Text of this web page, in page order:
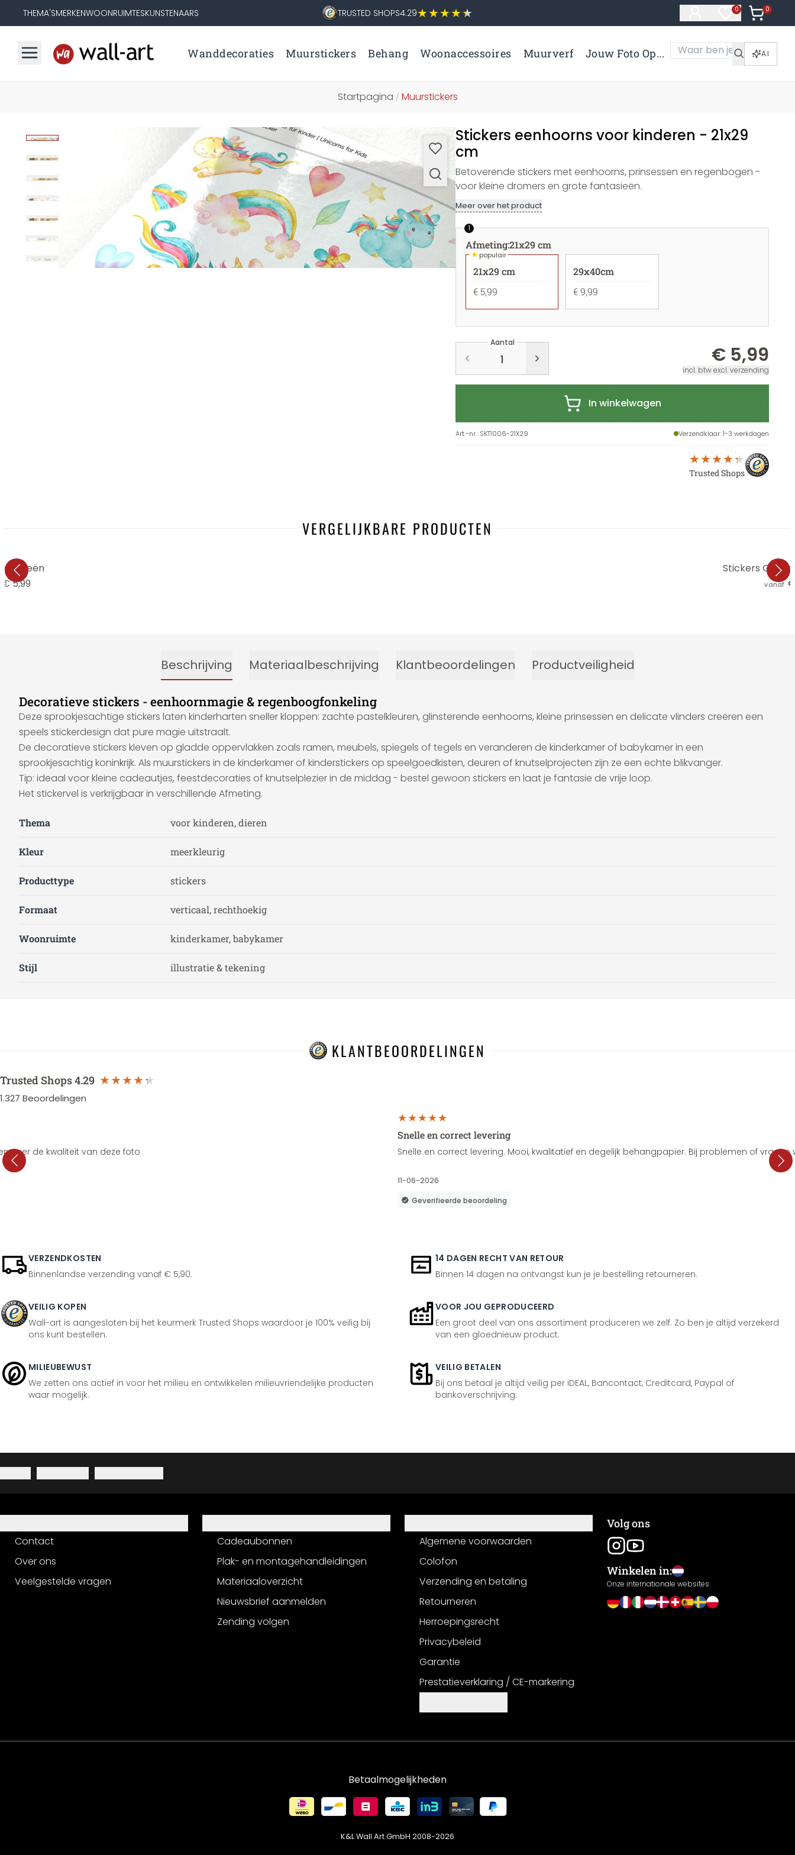
THEMA'SMERKENWOONRUIMTESKUNSTENAARS TRUSTED SHOPS4.29 0
Artikelen in
0
Artikelen
Wanddecoraties Muurstickers Behang Woonaccessoires Muurverf Jouw Foto Op... AI
Startpagina / Muurstickers
Stickers eenhoorns voor kinderen - 21x29
cm
Betoverende stickers met eenhoorns, prinsessen en regenbogen -
voor kleine dromers en grote fantasieën.
Meer over het product
1
Afmeting:21x29 cm
★populair
21x29 cm
€ 5,99
29x40cm
€ 9,99
Aantal
€ 5,99
incl. btw excl. verzending
In winkelwagen
Art.-nr.: SKT1006-21X29 Verzendklaar: 1-3 werkdagen
Trusted Shops
VERGELIJKBARE PRODUCTEN
€ 5,99
Stickers
vanaf
Beschrijving Materiaalbeschrijving Klantbeoordelingen Productveiligheid
Decoratieve stickers - eenhoornmagie & regenboogfonkeling
Deze sprookjesachtige stickers laten kinderharten sneller kloppen: zachte pastelkleuren, glinsterende eenhoorns, kleine prinsessen en delicate vlinders creëren een
speels stickerdesign dat pure magie uitstraalt.
De decoratieve stickers kleven op gladde oppervlakken zoals ramen, meubels, spiegels of tegels en veranderen de kinderkamer of babykamer in een
sprookjesachtig koninkrijk. Als muurstickers in de kinderkamer of kinderstickers op speelgoedkisten, deuren of knutselprojecten zijn ze een echte blikvanger.
Tip: ideaal voor kleine cadeautjes, feestdecoraties of knutselplezier in de middag - bestel gewoon stickers en laat je fantasie de vrije loop.
Het stickervel is verkrijgbaar in verschillende Afmeting.
Thema voor kinderen, dieren
Kleur meerkleurig
Producttype stickers
Formaat verticaal, rechthoekig
Woonruimte kinderkamer, babykamer
Stijl illustratie & tekening
KLANTBEOORDELINGEN
Trusted Shops4.29
1.327 Beoordelingen
over de kwaliteit van deze foto
Snelle en correct levering
Snelle en correct levering. Mooi, kwalitatief en degelijk behangpapier. Bij problemen of
11-06-2026
Geverifieerde beoordeling
VERZENDKOSTEN
Binnenlandse verzending vanaf € 5,90.
14 DAGEN RECHT VAN RETOUR
Binnen 14 dagen na ontvangst kun je je bestelling retourneren.
VEILIG KOPEN
Wall-art is aangesloten bij het keurmerk Trusted Shops waardoor je 100% veilig bij
ons kunt bestellen.
VOOR JOU GEPRODUCEERD
Een groot deel van ons assortiment produceren we zelf. Zo ben je altijd verzekerd
van een gloednieuw product.
MILIEUBEWUST
We zetten ons actief in voor het milieu en ontwikkelen milieuvriendelijke producten
waar mogelijk.
VEILIG BETALEN
Bij ons betaal je altijd veilig per iDEAL, Bancontact, Creditcard, Paypal of
bankoverschrijving.
· ·
Contact
Over ons
Veelgestelde vragen
Cadeaubonnen
Plak- en montagehandleidingen
Materiaaloverzicht
Nieuwsbrief aanmelden
Zending volgen
Algemene voorwaarden
Colofon
Verzending en betaling
Retourneren
Herroepingsrecht
Privacybeleid
Garantie
Prestatieverklaring / CE-markering
Volg ons
Winkelen in:
Onze internationale websites
Betaalmogelijkheden
K&L Wall Art GmbH 2008-2026